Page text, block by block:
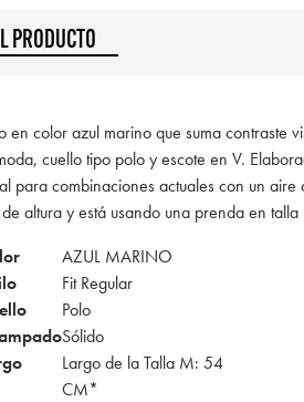
PRODUCTO
en color azul marino que suma contraste
cuello tipo polo y escote en V.
para combinaciones actuales con un
altura y está usando una prenda en
AZUL MARINO
Fit Regular
Polo
Sólido
Largo de la Talla M: 54
CM*